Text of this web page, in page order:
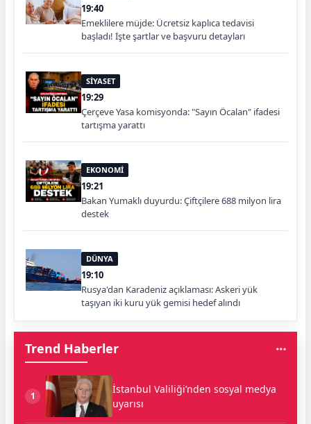
19:40
Emeklilere müjde: Ücretsiz kaplıca tedavisi
başladı! İşte şartlar ve başvuru detayları
SİYASET
19:29
Çerçeve Yasa komisyonda: "Sayın Öcalan" ifadesi
tartışma yarattı
EKONOMİ
19:21
Bakan Yumaklı duyurdu: Çiftçilere 688 milyon lira
destek
DÜNYA
19:10
Rusya'dan Karadeniz açıklaması: Askeri yük
taşıyan iki kuru yük gemisi hedef alındı
Trend Haberler
1
İstanbul Valiliği’nden sosyal medya
uyarısı